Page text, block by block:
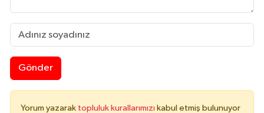
Gönder
Yorum yazarak topluluk kurallarımızı kabul etmiş bulunuyor